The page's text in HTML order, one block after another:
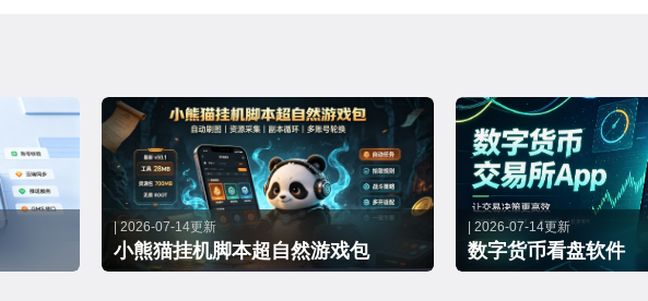
| 2026-07-14更新
小熊猫挂机脚本超自然游戏包
| 2026-07-14更新
数字货币看盘软件